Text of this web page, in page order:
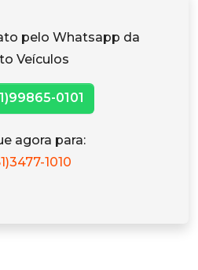
pelo Whatsapp da
Veículos
0101
agora para:
1010